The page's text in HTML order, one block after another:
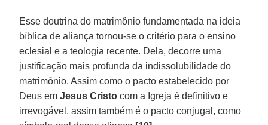
Esse doutrina do matrimônio fundamentada na ideia
bíblica de aliança tornou-se o critério para o ensino
eclesial e a teologia recente. Dela, decorre uma
justificação mais profunda da indissolubilidade do
matrimônio. Assim como o pacto estabelecido por
Deus emJesus Cristo com a Igreja é definitivo e
irrevogável, assim também é o pacto conjugal, como